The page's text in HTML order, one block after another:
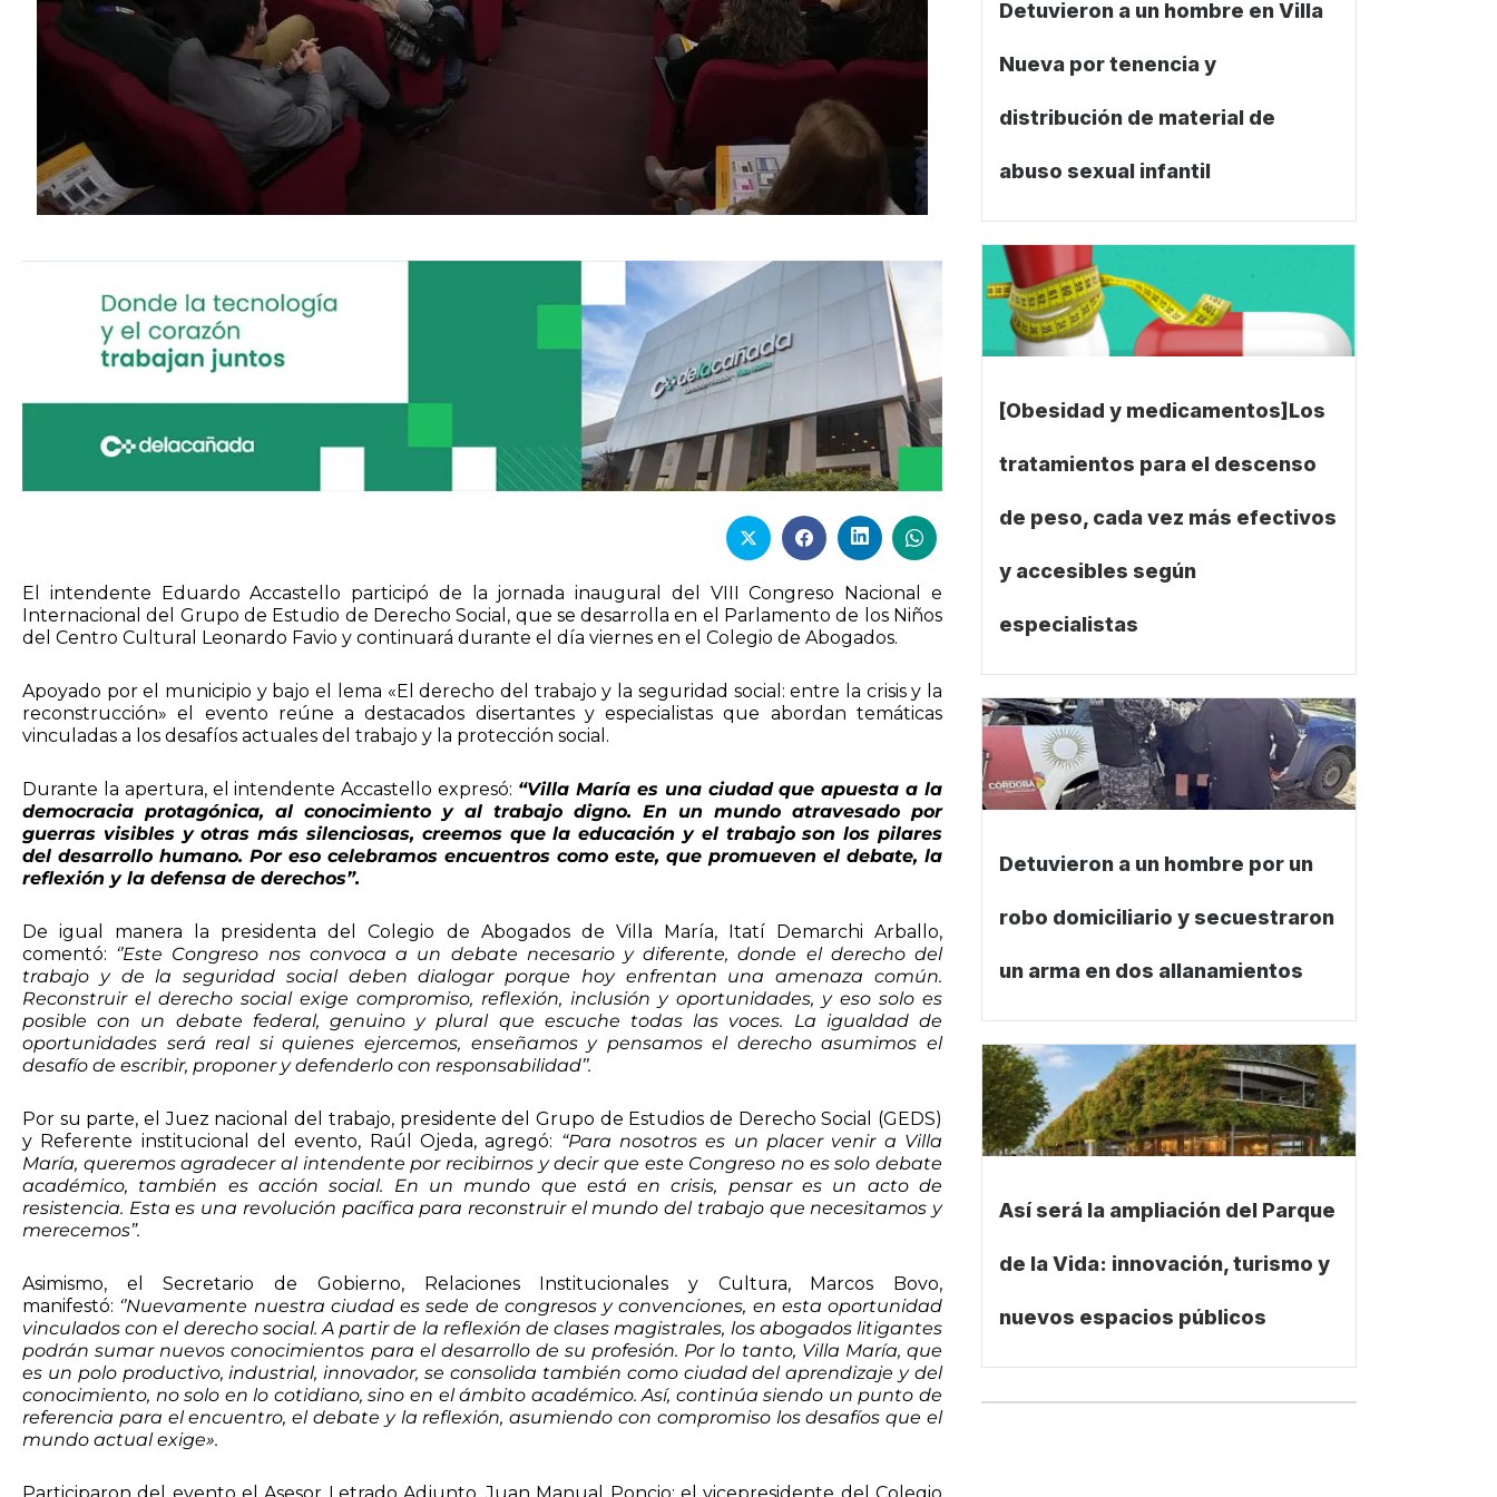
El intendente Eduardo Accastello participó de la jornada inaugural del VIII Congreso Nacional e
Internacional del Grupo de Estudio de Derecho Social, que se desarrolla en el Parlamento de los Niños
del Centro Cultural Leonardo Favio y continuará durante el día viernes en el Colegio de Abogados.
Apoyado por el municipio y bajo el lema «El derecho del trabajo y la seguridad social: entre la crisis y la
reconstrucción» el evento reúne a destacados disertantes y especialistas que abordan temáticas
vinculadas a los desafíos actuales del trabajo y la protección social.
Durante la apertura, el intendente Accastello expresó: “Villa María es una ciudad que apuesta a la
democracia protagónica, al conocimiento y al trabajo digno. En un mundo atravesado por
guerras visibles y otras más silenciosas, creemos que la educación y el trabajo son los pilares
del desarrollo humano. Por eso celebramos encuentros como este, que promueven el debate, la
reflexión y la defensa de derechos”.
De igual manera la presidenta del Colegio de Abogados de Villa María, Itatí Demarchi Arballo,
comentó: ‘’Este Congreso nos convoca a un debate necesario y diferente, donde el derecho del
trabajo y de la seguridad social deben dialogar porque hoy enfrentan una amenaza común.
Reconstruir el derecho social exige compromiso, reflexión, inclusión y oportunidades, y eso solo es
posible con un debate federal, genuino y plural que escuche todas las voces. La igualdad de
oportunidades será real si quienes ejercemos, enseñamos y pensamos el derecho asumimos el
desafío de escribir, proponer y defenderlo con responsabilidad’’.
Por su parte, el Juez nacional del trabajo, presidente del Grupo de Estudios de Derecho Social (GEDS)
y Referente institucional del evento, Raúl Ojeda, agregó: “Para nosotros es un placer venir a Villa
María, queremos agradecer al intendente por recibirnos y decir que este Congreso no es solo debate
académico, también es acción social. En un mundo que está en crisis, pensar es un acto de
resistencia. Esta es una revolución pacífica para reconstruir el mundo del trabajo que necesitamos y
merecemos”.
Asimismo, el Secretario de Gobierno, Relaciones Institucionales y Cultura, Marcos Bovo,
manifestó: ‘’Nuevamente nuestra ciudad es sede de congresos y convenciones, en esta oportunidad
vinculados con el derecho social. A partir de la reflexión de clases magistrales, los abogados litigantes
podrán sumar nuevos conocimientos para el desarrollo de su profesión. Por lo tanto, Villa María, que
es un polo productivo, industrial, innovador, se consolida también como ciudad del aprendizaje y del
conocimiento, no solo en lo cotidiano, sino en el ámbito académico. Así, continúa siendo un punto de
referencia para el encuentro, el debate y la reflexión, asumiendo con compromiso los desafíos que el
mundo actual exige».
Detuvieron a un hombre en Villa
Nueva por tenencia y
distribución de material de
abuso sexual infantil
[Obesidad y medicamentos]Los
tratamientos para el descenso
de peso, cada vez más efectivos
y accesibles según
especialistas
Detuvieron a un hombre por un
robo domiciliario y secuestraron
un arma en dos allanamientos
Así será la ampliación del Parque
de la Vida: innovación, turismo y
nuevos espacios públicos